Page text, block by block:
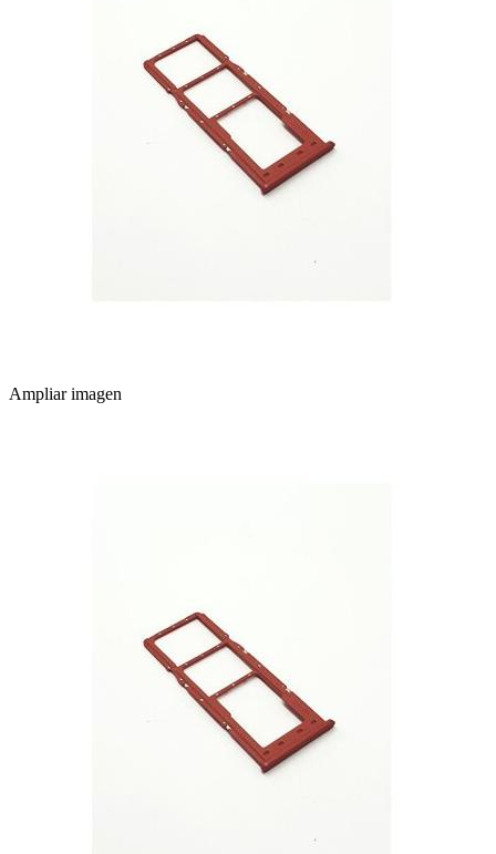
Ampliar imagen